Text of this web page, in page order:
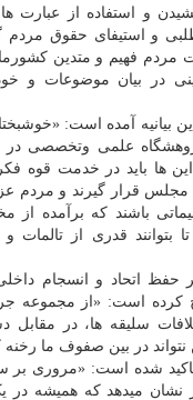
و استفاده از عبارت
و استیفای حقوق مردم
فهیم و متدین
در بیان موضوعات و
بیانیه آمده است:
علمی وتخصصی در
این ها باید در خدمت قوه
مجلس قرار گیرند و مردم
باشند که برآمده
بتوانند قدری از تالمات
بر حفظ اتحاد و انسجام
کرده است: «از مجموعه
سلیقه ها، در مقابل
در بین صفوف ما رخنه
تاکید شده است: «مروری بر
نشان میدهد که همیشه